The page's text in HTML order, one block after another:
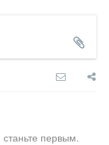
первым.